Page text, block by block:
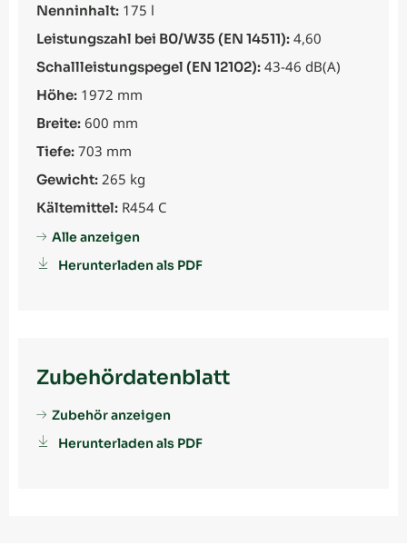
Nenninhalt: 175 l
Leistungszahl bei B0/W35 (EN 14511): 4,60
Schallleistungspegel (EN 12102): 43-46 dB(A)
Höhe: 1972 mm
Breite: 600 mm
Tiefe: 703 mm
Gewicht: 265 kg
Kältemittel: R454 C
Alle anzeigen
Herunterladen als PDF
Zubehördatenblatt
Zubehör anzeigen
Herunterladen als PDF